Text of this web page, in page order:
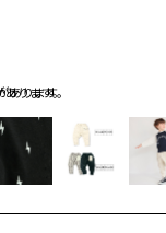
ります。
ります。